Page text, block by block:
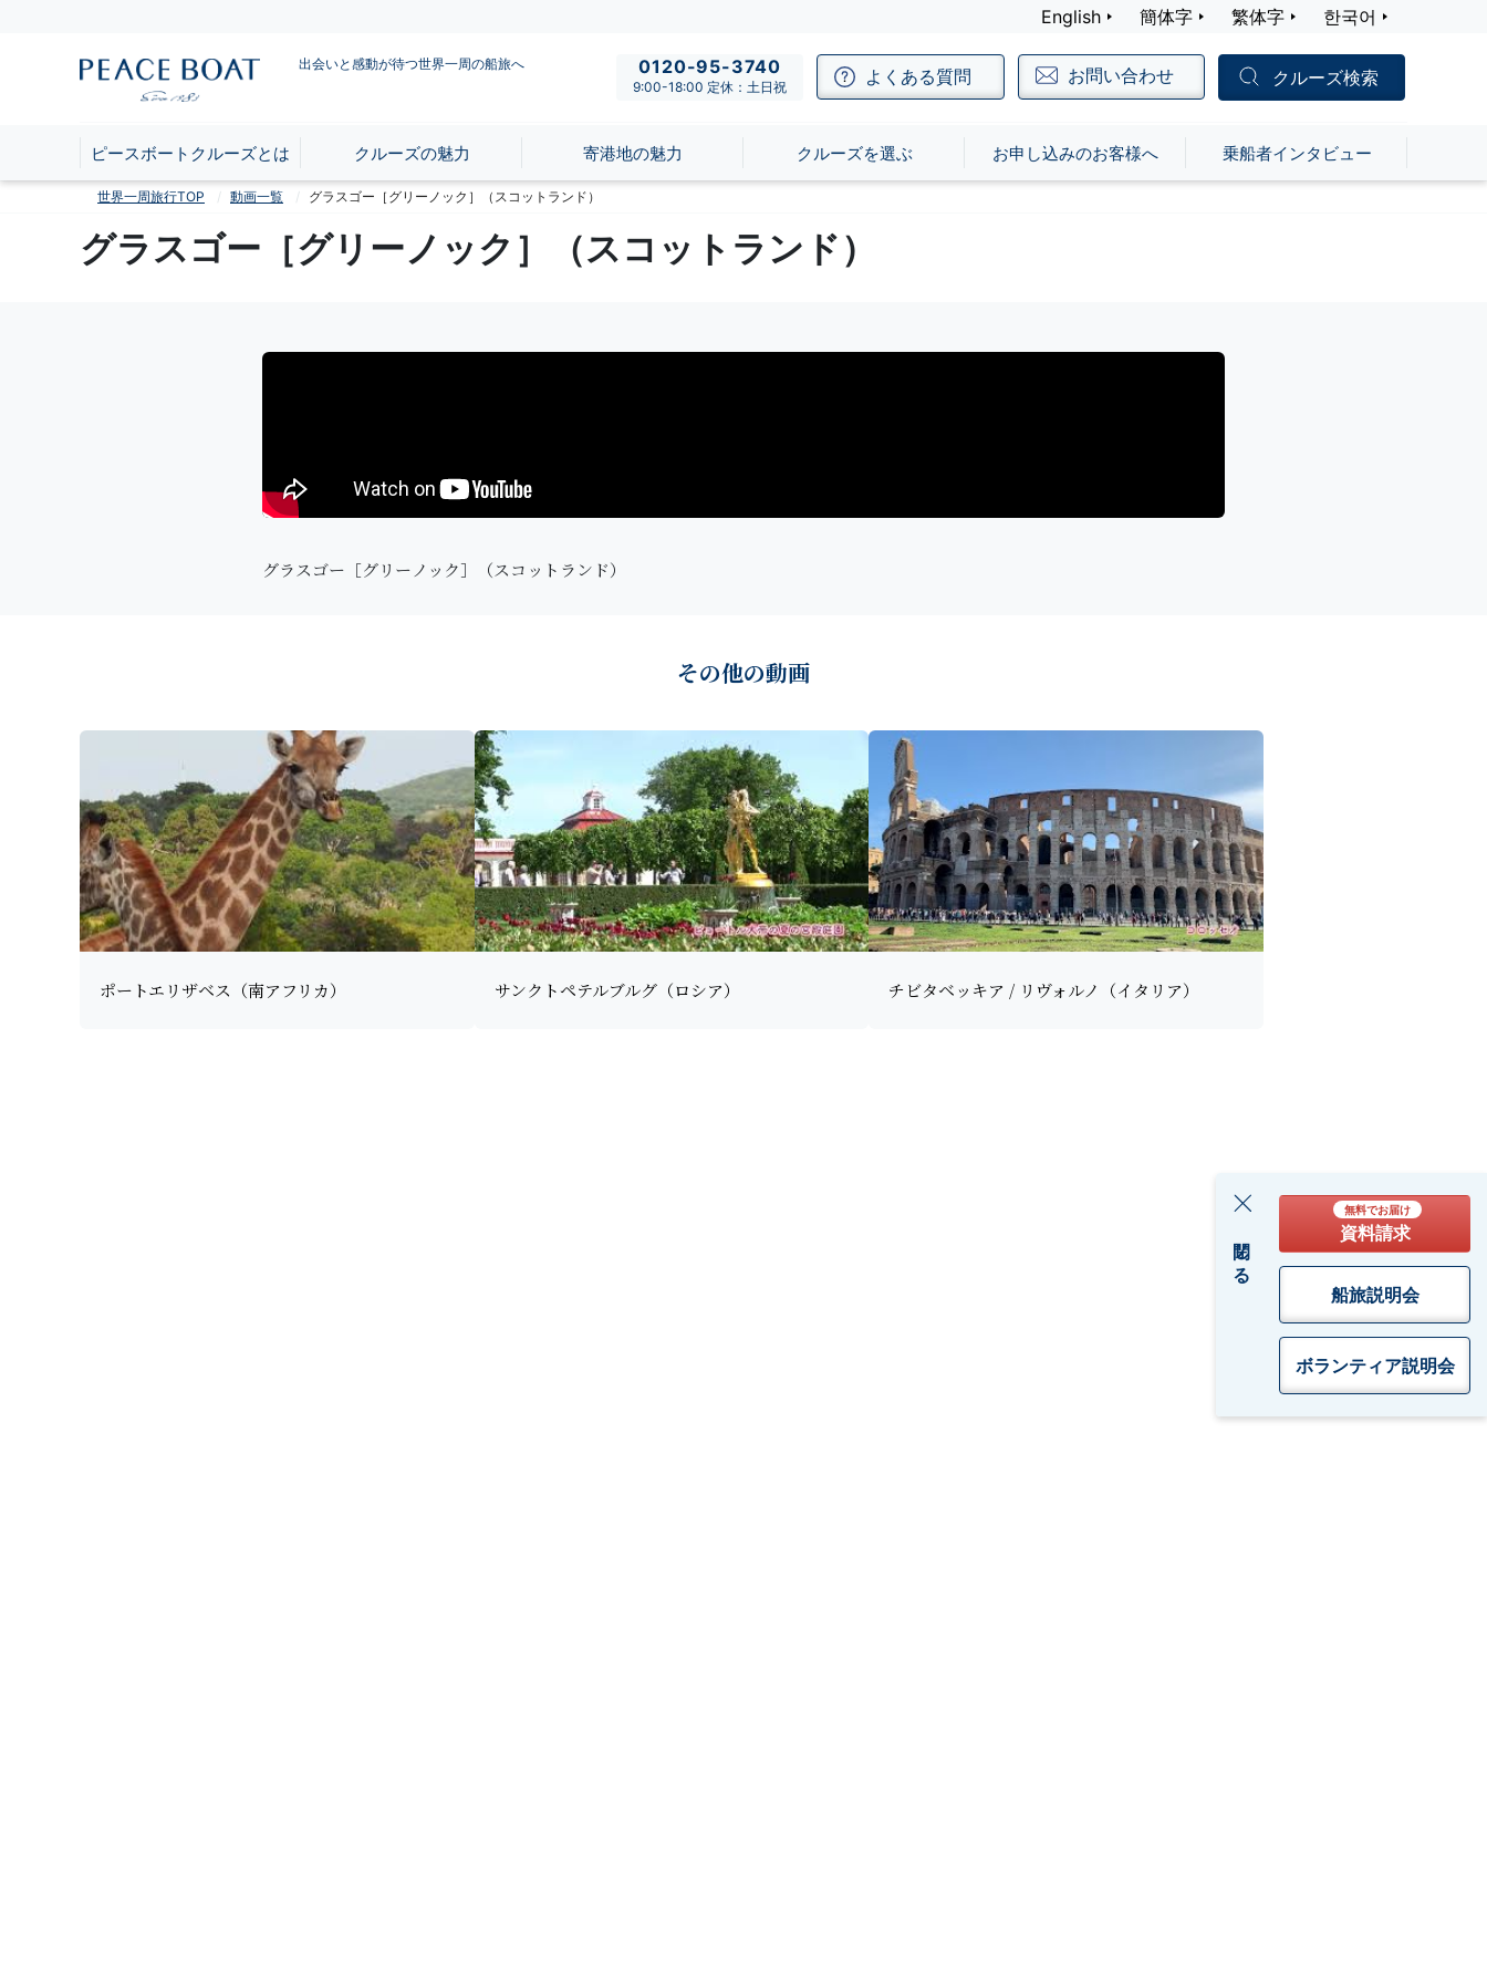
English 簡体字 繁体字 한국어
出会いと感動が待つ世界一周の船旅へ 0120-95-3740
9:00-18:00 定休：土日祝 よくある質問 お問い合わせ クルーズ検索
ピースボートクルーズとは クルーズの魅力 寄港地の魅力 クルーズを選ぶ お申し込みのお客様へ 乗船者インタビュー
閉じる
無料でお届け
資料請求
船旅説明会
ボランティア説明会
世界一周旅行TOP 動画一覧 グラスゴー［グリーノック］（スコットランド）
グラスゴー［グリーノック］（スコットランド）
グラスゴー［グリーノック］（スコットランド）
その他の動画
ポートエリザベス（南アフリカ） サンクトペテルブルグ（ロシア） チビタベッキア / リヴォルノ（イタリア）